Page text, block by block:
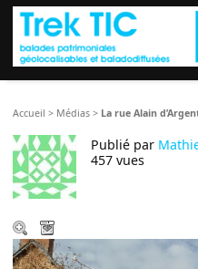
Accueil > Médias > La rue Alain
Publié par
457 vues